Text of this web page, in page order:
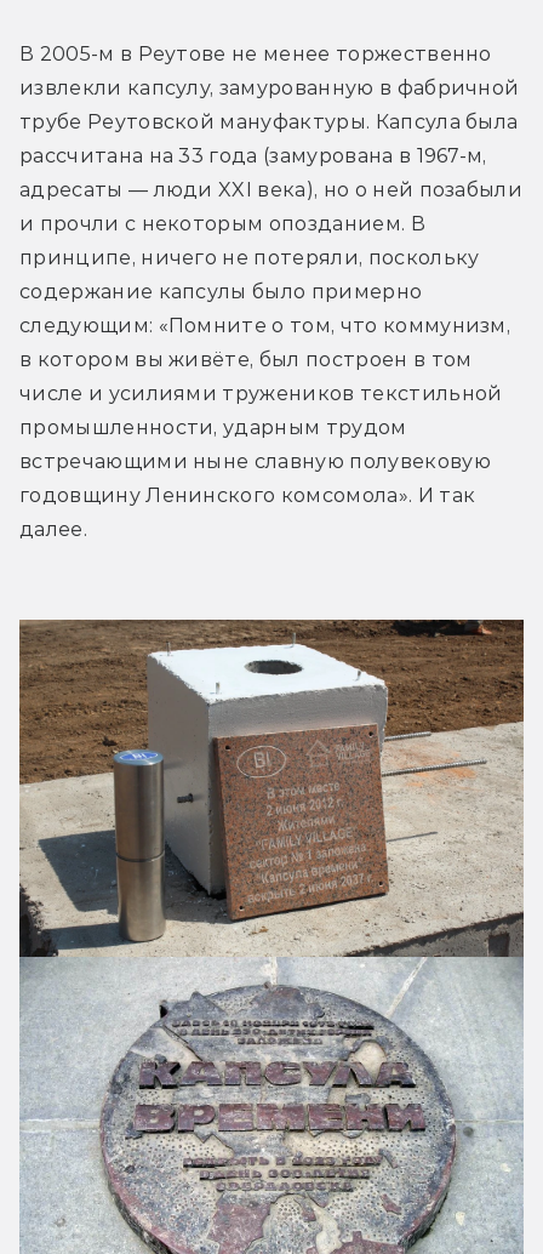
В 2005-м в Реутове не менее торжественно
извлекли капсулу, замурованную в фабричной
трубе Реутовской мануфактуры. Капсула была
рассчитана на 33 года (замурована в 1967-м,
адресаты — люди XXI века), но о ней позабыли
и прочли с некоторым опозданием. В
принципе, ничего не потеряли, поскольку
содержание капсулы было примерно
следующим: «Помните о том, что коммунизм,
в котором вы живёте, был построен в том
числе и усилиями тружеников текстильной
промышленности, ударным трудом
встречающими ныне славную полувековую
годовщину Ленинского комсомола». И так
далее.